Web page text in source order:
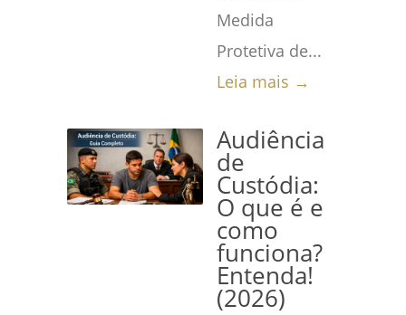
Medida
Protetiva de...
Leia mais →
Audiência
de
Custódia:
O que é e
como
funciona?
Entenda!
(2026)